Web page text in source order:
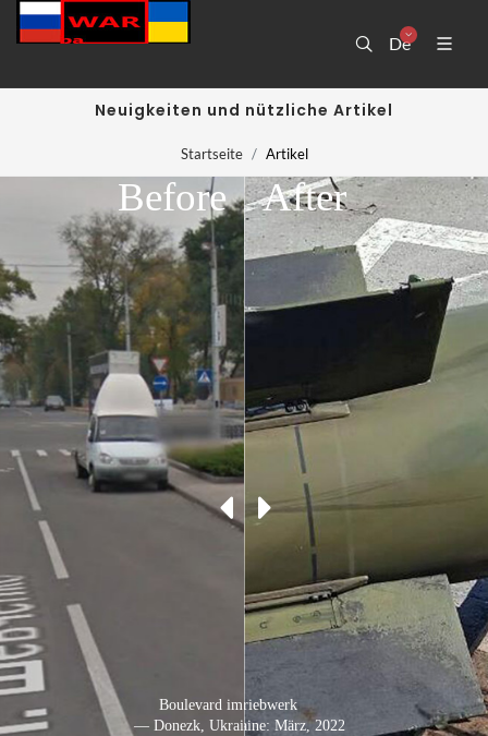
De
Neuigkeiten und nützliche Artikel
Startseite Artikel
Raketentriebwerk
— Donezk, Ukraine: März, 2022
After
Boulevard im Stadtzentrum
— Donezk, Ukraine: Oktober, 2011
Before